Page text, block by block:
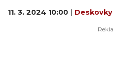
11. 3. 2024 10:00 | Deskovky